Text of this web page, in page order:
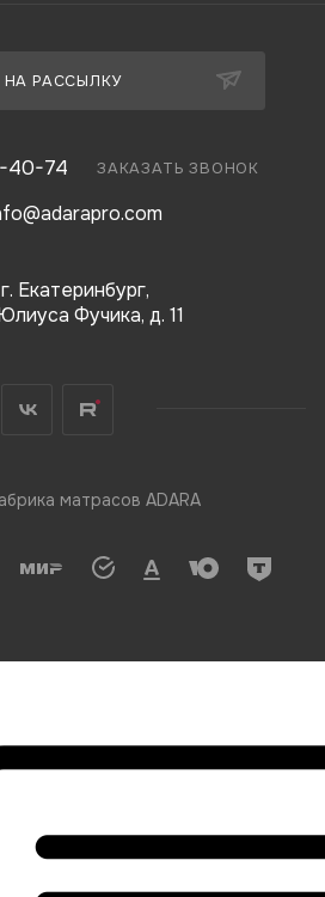
РАССЫЛКУ
40-74 ЗАКАЗАТЬ ЗВОНОК
г. Екатеринбург,
Фучика, д. 11
матрасов ADARA